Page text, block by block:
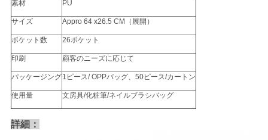
素材 PU
サイズ Appro 64 x26.5 CM（展開）
ポケット数 26ポケット
印刷 顧客のニーズに応じて
パッケージング1ピース/ OPPバッグ、50ピース/カートン
使用量 文房具/化粧筆/ネイルブラシバッグ
詳細：